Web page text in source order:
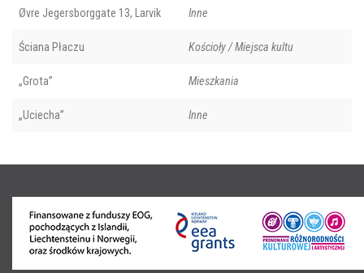
Øvre Jegersborggate 13, Larvik Inne
Ściana Płaczu Kościoły / Miejsca kultu
„Grota” Mieszkania
„Uciecha” Inne